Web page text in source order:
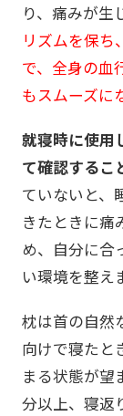
り、痛みが生
リズムを保ち
で、全身の血
もスムーズに
就寝時に使用
て確認するこ
ていないと、
きたときに痛
め、自分に合
い環境を整え
枕は首の自然
向けで寝たと
まる状態が望
分以上、寝返